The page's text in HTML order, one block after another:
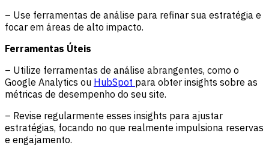
– Use ferramentas de análise para refinar sua estratégia e
focar em áreas de alto impacto.
Ferramentas Úteis
– Utilize ferramentas de análise abrangentes, como o
Google Analytics ou HubSpot para obter insights sobre as
métricas de desempenho do seu site.
– Revise regularmente esses insights para ajustar
estratégias, focando no que realmente impulsiona reservas
e engajamento.